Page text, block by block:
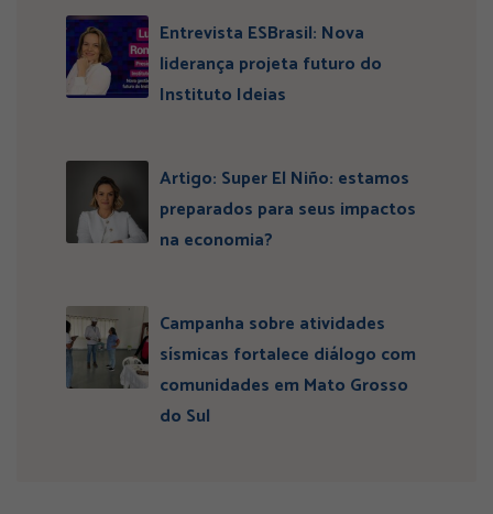
Entrevista ESBrasil: Nova
liderança projeta futuro do
Instituto Ideias
Artigo: Super El Niño: estamos
preparados para seus impactos
na economia?
Campanha sobre atividades
sísmicas fortalece diálogo com
comunidades em Mato Grosso
do Sul